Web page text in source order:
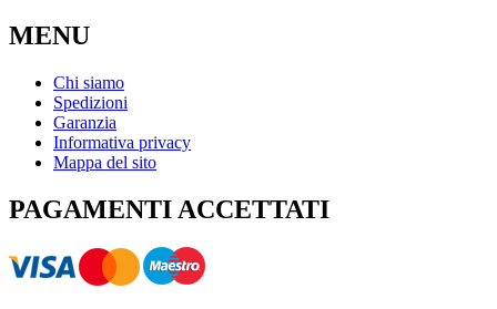
MENU
Chi siamo
Spedizioni
Garanzia
Informativa privacy
Mappa del sito
PAGAMENTI ACCETTATI